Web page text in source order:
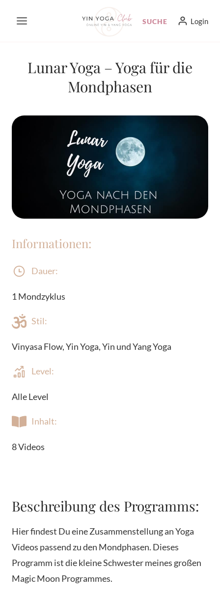
Inhalt
SUCHE Login
Lunar Yoga – Yoga für die
Mondphasen
Informationen:
Dauer:
1 Mondzyklus
Stil:
Vinyasa Flow, Yin Yoga, Yin und Yang Yoga
Level:
Alle Level
Inhalt:
8 Videos
Beschreibung des Programms:
Hier findest Du eine Zusammenstellung an Yoga
Videos passend zu den Mondphasen. Dieses
Programm ist die kleine Schwester meines großen
Magic Moon Programmes.